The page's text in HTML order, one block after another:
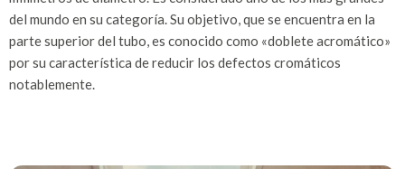
del mundo en su categoría. Su objetivo, que se encuentra en la
parte superior del tubo, es conocido como «doblete acromático»
por su característica de reducir los defectos cromáticos
notablemente.